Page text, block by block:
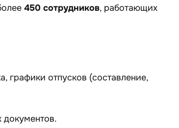
450 сотрудников, работающих
графики отпусков (составление,
документов.